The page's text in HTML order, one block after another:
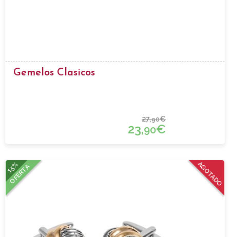
Gemelos Clasicos
27,90€
23,90€
AGOTADO
15%
OFERTA